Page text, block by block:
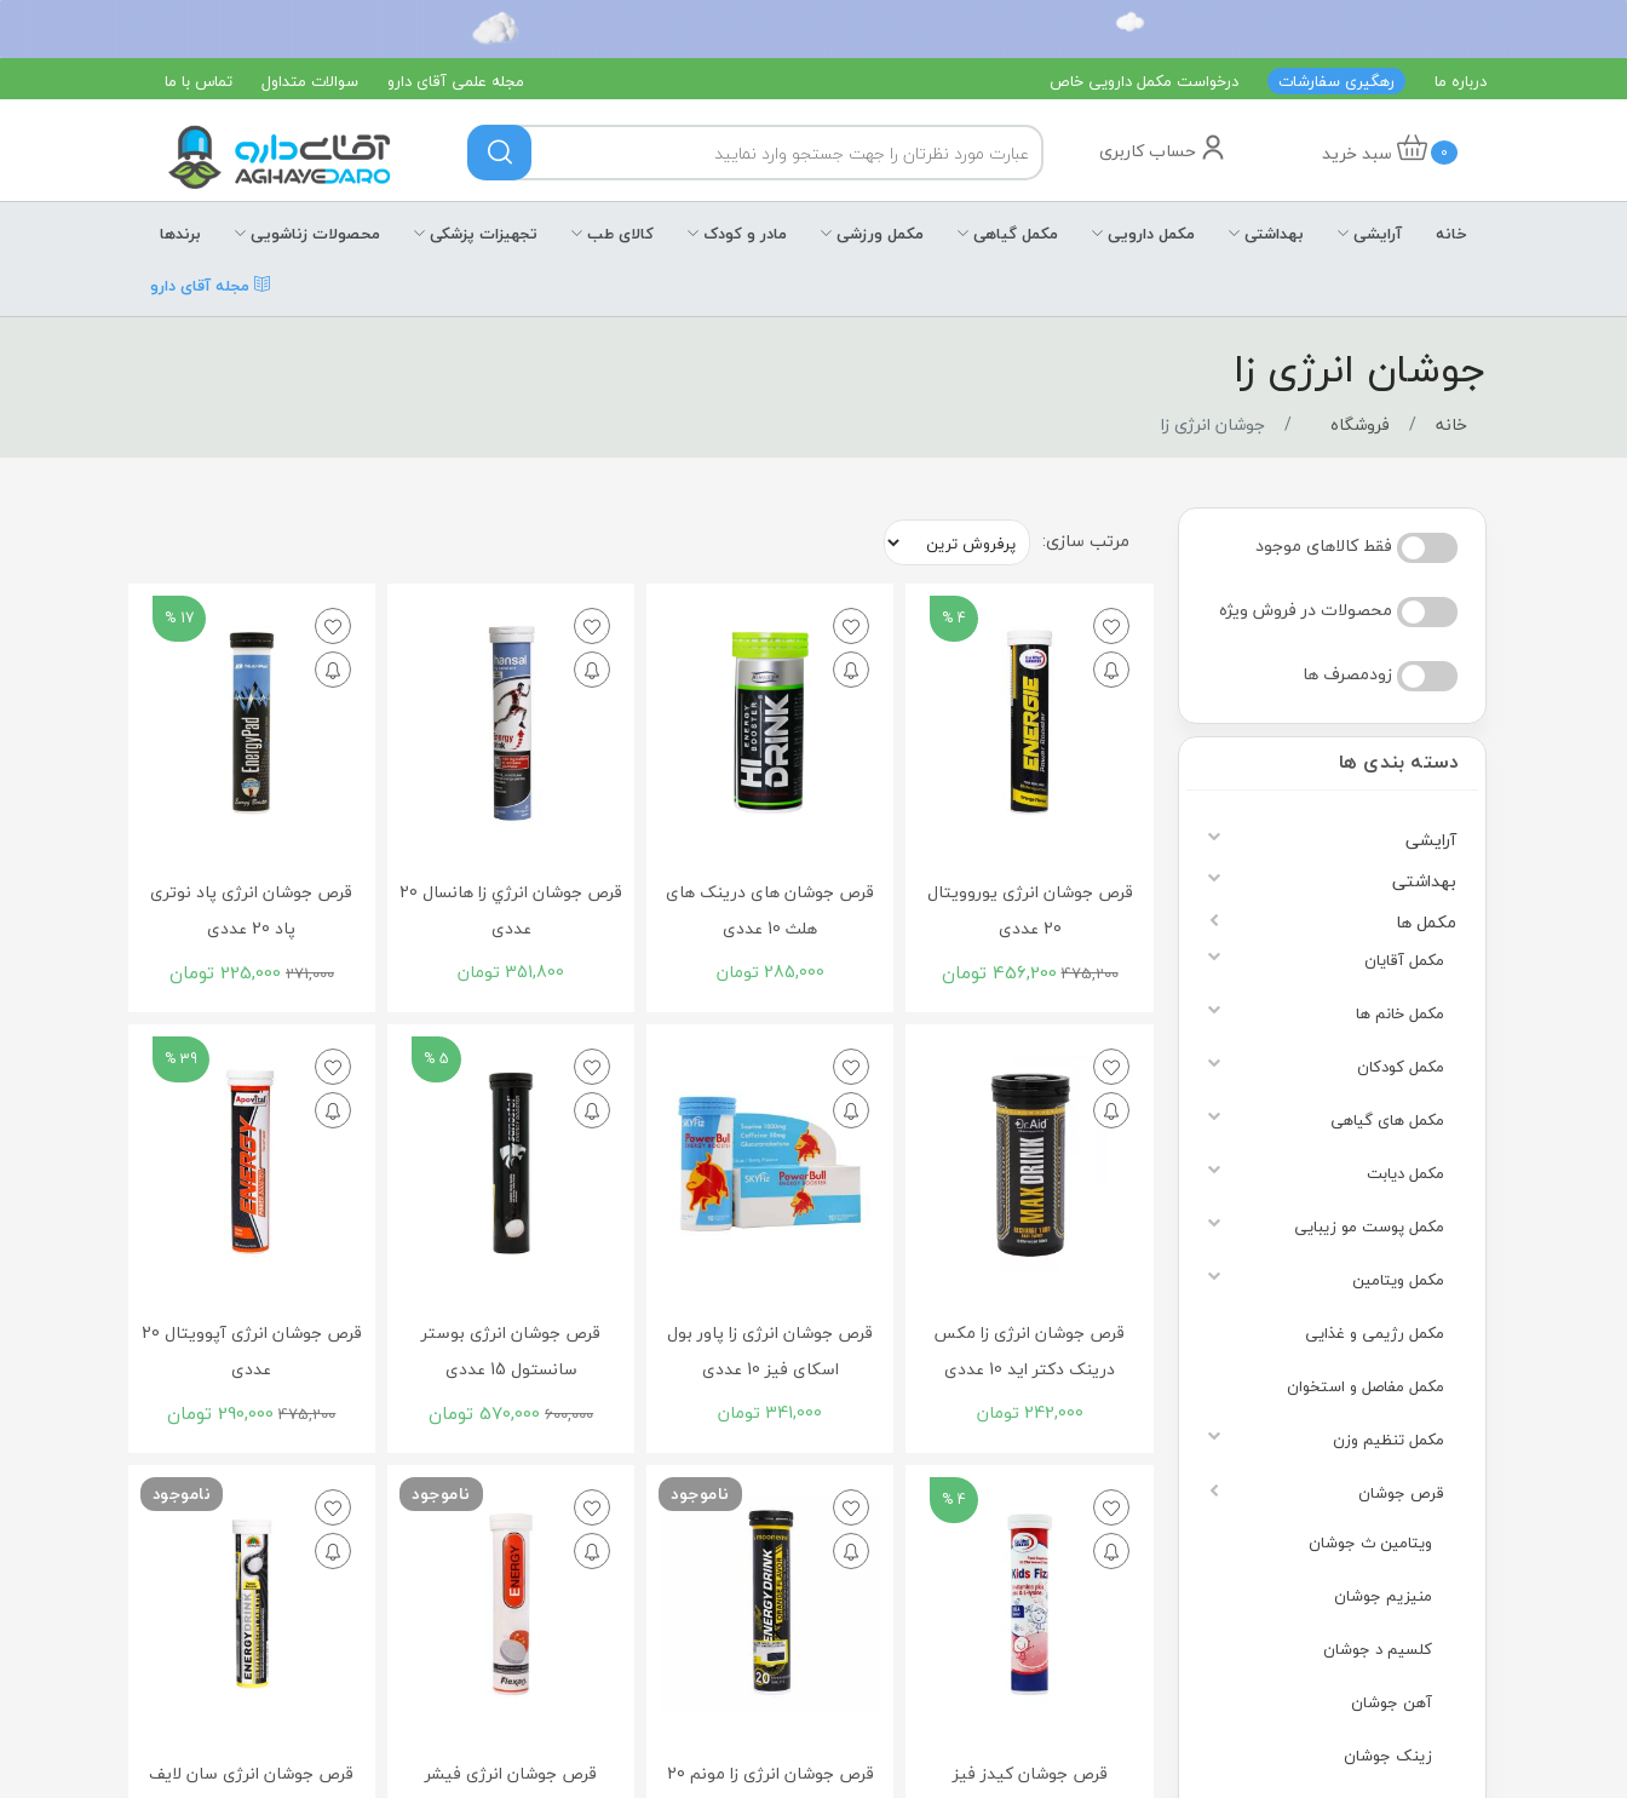
درباره ما رهگیری سفارشات درخواست مکمل دارویی خاص مجله علمی آقای دارو سوالات متداول تماس با ما
0 سبد خرید حساب کاربری
خانه آرایشی بهداشتی مکمل دارویی مکمل گیاهی مکمل ورزشی مادر و کودک کالای طب تجهیزات پزشکی محصولات زناشویی
برندها
مجله آقای دارو
جوشان انرژی زا
خانه فروشگاه جوشان انرژی زا
فقط کالاهای موجود
محصولات در فروش ویژه
زودمصرف ها
دسته بندی ها
آرایشی
بهداشتی
مکمل ها
مکمل آقایان
مکمل خانم ها
مکمل کودکان
مکمل های گیاهی
مکمل دیابت
مکمل پوست مو زیبایی
مکمل ویتامین
مکمل رژیمی و غذایی
مکمل مفاصل و استخوان
مکمل تنظیم وزن
قرص جوشان
ویتامین ث جوشان
منیزیم جوشان
کلسیم د جوشان
آهن جوشان
زینک جوشان
مرتب سازی:
4 %
قرص جوشان انرژی یوروویتال
20 عددی
475,200
456,200 تومان
قرص جوشان های درینک های
هلث 10 عددی
285,000 تومان
قرص جوشان انرژي زا هانسال 20
عددی
351,800 تومان
17 %
قرص جوشان انرژی پاد نوتری
پاد 20 عددی
271,000
225,000 تومان
قرص جوشان انرژی زا مکس
درینک دکتر اید 10 عددی
242,000 تومان
قرص جوشان انرژی زا پاور بول
اسکای فیز 10 عددی
341,000 تومان
5 %
قرص جوشان انرژی بوستر
سانستول 15 عددی
600,000
570,000تومان
39 %
قرص جوشان انرژی آپوویتال 20
عددی
475,200
290,000تومان
4 %
قرص جوشان کیدز فیز
ناموجود
قرص جوشان انرژی زا مونم 20
ناموجود
قرص جوشان انرژی فیشر
ناموجود
قرص جوشان انرژی سان لایف